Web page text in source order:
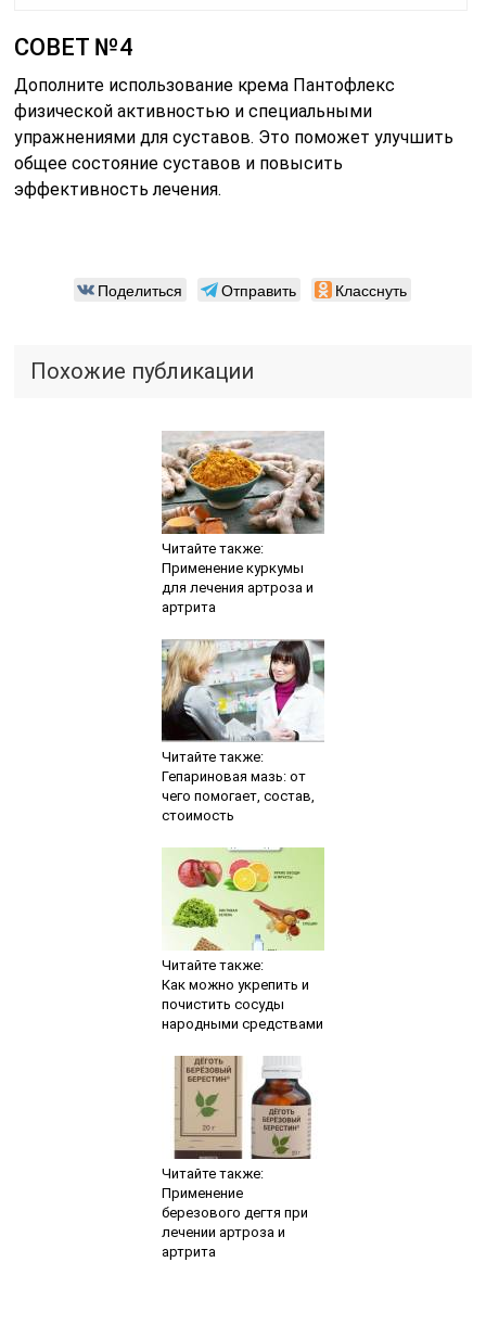
СОВЕТ №4
Дополните использование крема Пантофлекс
физической активностью и специальными
упражнениями для суставов. Это поможет улучшить
общее состояние суставов и повысить
эффективность лечения.
Поделиться Отправить Класснуть
Похожие публикации
Читайте также:
Применение куркумы
для лечения артроза и
артрита
Читайте также:
Гепариновая мазь: от
чего помогает, состав,
стоимость
Читайте также:
Как можно укрепить и
почистить сосуды
народными средствами
Читайте также:
Применение
березового дегтя при
лечении артроза и
артрита